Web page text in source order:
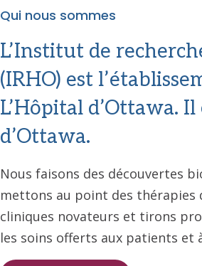
Qui nous sommes
L’Institut de
(IRHO) est
L’Hôpital d’Ottawa.
d’Ottawa.
Nous faisons des découvertes
mettons au point des thérapies
cliniques novateurs et tirons
les soins offerts aux patients et